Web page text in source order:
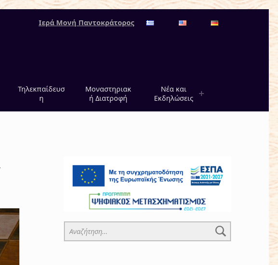
Τηλεκπαίδευσ
η
Μοναστηριακ
ή Διατροφή
Νέα και
Εκδηλώσεις
Ιερά Μονή Παντοκράτορος
Αναζήτηση για: